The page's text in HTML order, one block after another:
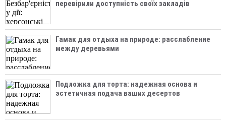
перевірили доступність своїх закладів
Гамак для отдыха на природе: расслабление
между деревьями
Подложка для торта: надежная основа и
эстетичная подача ваших десертов